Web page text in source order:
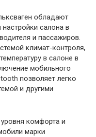
обладают
салона в
и пассажиров.
климат-контроля,
в салоне в
мобильного
позволяет легко
и другими
комфорта и
марки